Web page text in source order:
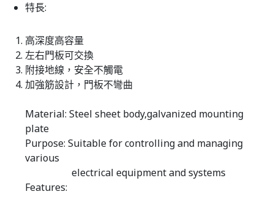
特長:
高深度高容量
左右門板可交換
附接地線，安全不觸電
加強筋設計，門板不彎曲
Material: Steel sheet body,galvanized mounting
plate
Purpose: Suitable for controlling and managing
various
electrical equipment and systems
Features: